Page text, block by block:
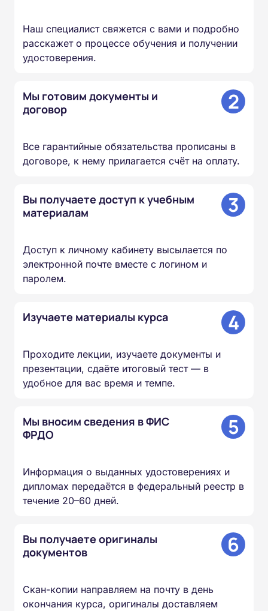
Наш специалист свяжется с вами и подробно
расскажет о процессе обучения и получении
удостоверения.
Мы готовим документы и
договор
2
Все гарантийные обязательства прописаны в
договоре, к нему прилагается счёт на оплату.
Вы получаете доступ к учебным
материалам
3
Доступ к личному кабинету высылается по
электронной почте вместе с логином и
паролем.
Изучаете материалы курса 4
Проходите лекции, изучаете документы и
презентации, сдаёте итоговый тест — в
удобное для вас время и темпе.
Мы вносим сведения в ФИС
ФРДО
5
Информация о выданных удостоверениях и
дипломах передаётся в федеральный реестр в
течение 20–60 дней.
Вы получаете оригиналы
документов
6
Скан-копии направляем на почту в день
окончания курса, оригиналы доставляем